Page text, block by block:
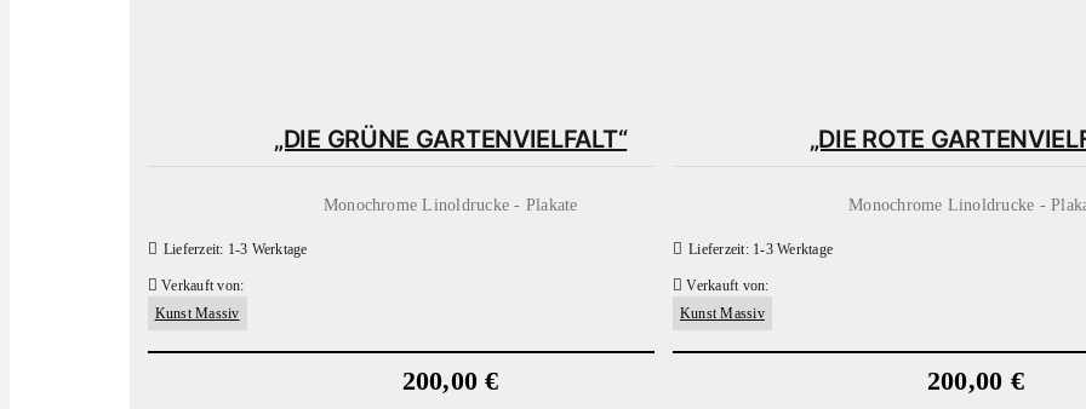
„DIE GRÜNE GARTENVIELFALT“
Monochrome Linoldrucke - Plakate
Lieferzeit: 1-3 Werktage
200,00€
Verkauft von:
Kunst Massiv
„DIE ROTE
Monochrome Linoldrucke -
Lieferzeit: 1-3 Werktage
200,00 €
Verkauft von:
Kunst Massiv